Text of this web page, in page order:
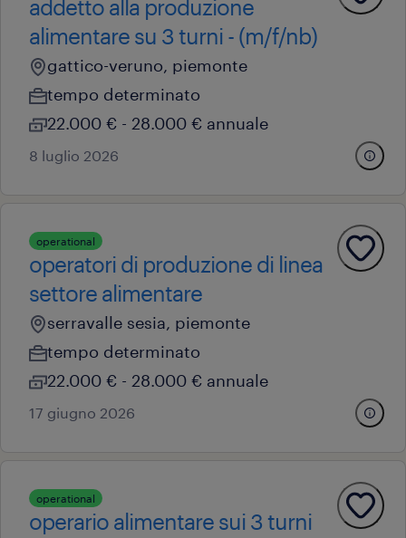
addetto alla produzione
alimentare su 3 turni - (m/f/nb)
gattico-veruno, piemonte
tempo determinato
22.000 € - 28.000 € annuale
8 luglio 2026
operational
operatori di produzione di linea
settore alimentare
serravalle sesia, piemonte
tempo determinato
22.000 € - 28.000 € annuale
17 giugno 2026
operational
operario alimentare sui 3 turni